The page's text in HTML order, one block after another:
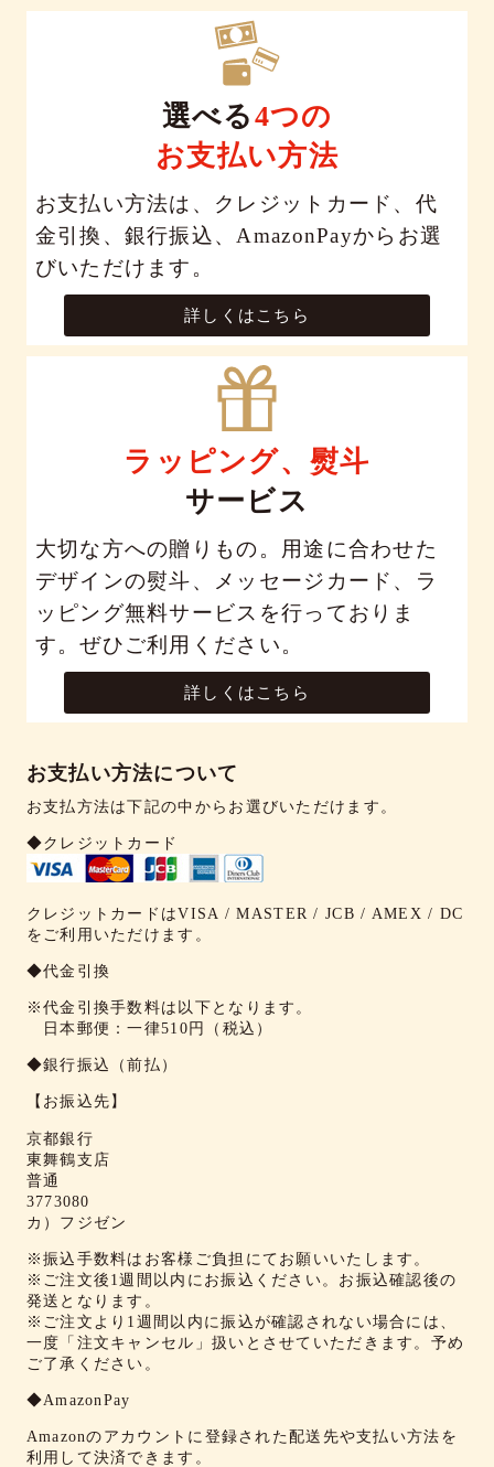
選べる4つの
お支払い方法
お支払い方法は、クレジットカード、代
金引換、銀行振込、AmazonPayからお選
びいただけます。
詳しくはこちら
ラッピング、熨斗
サービス
大切な方への贈りもの。用途に合わせた
デザインの熨斗、メッセージカード、ラ
ッピング無料サービスを行っておりま
す。ぜひご利用ください。
詳しくはこちら
お支払い方法について
お支払方法は下記の中からお選びいただけます。
◆クレジットカード
クレジットカードはVISA / MASTER / JCB / AMEX / DC
をご利用いただけます。
◆代金引換
※代金引換手数料は以下となります。
日本郵便：一律510円（税込）
◆銀行振込（前払）
【お振込先】
京都銀行
東舞鶴支店
普通
3773080
カ）フジゼン
※振込手数料はお客様ご負担にてお願いいたします。
※ご注文後1週間以内にお振込ください。お振込確認後の
発送となります。
※ご注文より1週間以内に振込が確認されない場合には、
一度「注文キャンセル」扱いとさせていただきます。予め
ご了承ください。
◆AmazonPay
Amazonのアカウントに登録された配送先や支払い方法を
利用して決済できます。